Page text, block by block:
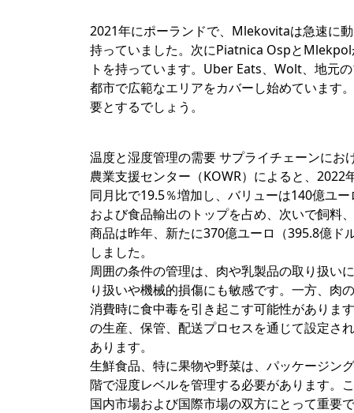
2021年にポーランドで、Mlekovitaは急速に
持っていました。次にPiatnica Ospと
トを持っています。Uber Eats、Wolt、地元
都市で広範なエリアをカバーし始めています
要とするでしょう。
温度と湿度管理の需要 サプライチェーンにお
農業支援センター（KOWR）によると、
同月比で19.5％増加し、バリューは140億ユ
および食品輸出のトップを占め、次いで飼料
商品は昨年、新たに370億ユーロ（395.8億ド
しました。
周囲の条件の管理は、肉や乳製品の取り扱い
り扱いや機械的損傷にも敏感です。一方、肉
消費時に食中毒を引き起こす可能性がありま
の生産、保管、配送プロセスを通じて設定さ
あります。
生鮮食品、特に果物や野菜は、パッケージン
階で湿度レベルを管理する必要があります。
国内市場および国際市場の双方にとって重要で